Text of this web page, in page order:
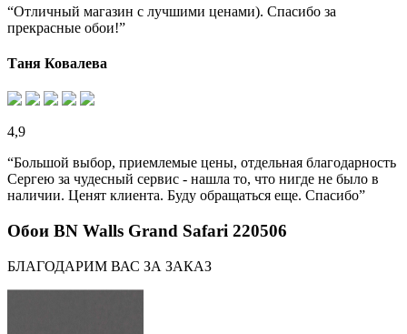
“Отличный магазин с лучшими ценами). Спасибо за
прекрасные обои!”
Таня Ковалева
4,9
“Большой выбор, приемлемые цены, отдельная благодарность
Сергею за чудесный сервис - нашла то, что нигде не было в
наличии. Ценят клиента. Буду обращаться еще. Спасибо”
Обои BN Walls Grand Safari 220506
БЛАГОДАРИМ ВАС ЗА ЗАКАЗ